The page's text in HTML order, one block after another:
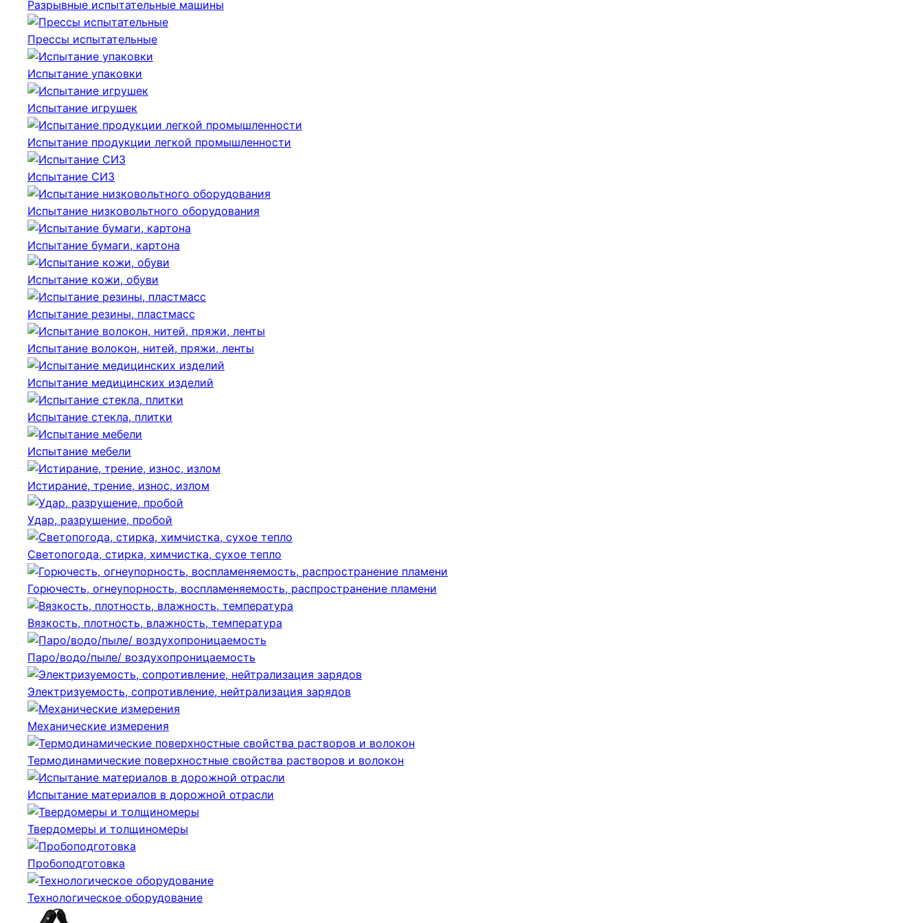
Разрывные испытательные машины
Прессы испытательные
Испытание упаковки
Испытание игрушек
Испытание продукции легкой промышленности
Испытание СИЗ
Испытание низковольтного оборудования
Испытание бумаги, картона
Испытание кожи, обуви
Испытание резины, пластмасс
Испытание волокон, нитей, пряжи, ленты
Испытание медицинских изделий
Испытание стекла, плитки
Испытание мебели
Истирание, трение, износ, излом
Удар, разрушение, пробой
Светопогода, стирка, химчистка, сухое тепло
Горючесть, огнеупорность, воспламеняемость, распространение пламени
Вязкость, плотность, влажность, температура
Паро/водо/пыле/ воздухопроницаемость
Электризуемость, сопротивление, нейтрализация зарядов
Механические измерения
Термодинамические поверхностные свойства растворов и волокон
Испытание материалов в дорожной отрасли
Твердомеры и толщиномеры
Пробоподготовка
Технологическое оборудование